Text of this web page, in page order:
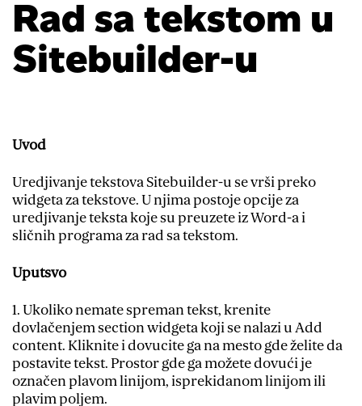
Rad sa tekstom u
Sitebuilder-u
Uvod
Uredjivanje tekstova Sitebuilder-u se vrši preko
widgeta za tekstove. U njima postoje opcije za
uredjivanje teksta koje su preuzete iz Word-a i
sličnih programa za rad sa tekstom.
Uputsvo
1. Ukoliko nemate spreman tekst, krenite
dovlačenjem section widgeta koji se nalazi u Add
content. Kliknite i dovucite ga na mesto gde želite da
postavite tekst. Prostor gde ga možete dovući je
označen plavom linijom, isprekidanom linijom ili
plavim poljem.